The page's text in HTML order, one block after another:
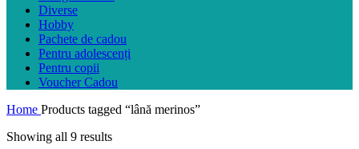
Diverse
Hobby
Pachete de cadou
Pentru adolescenți
Pentru copii
Voucher Cadou
Home Products tagged “lână merinos”
Showing all 9 results